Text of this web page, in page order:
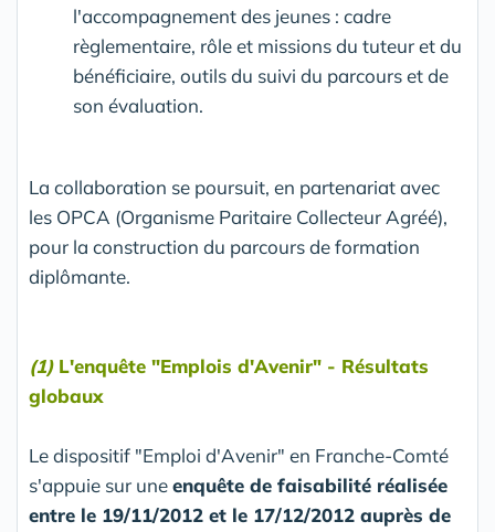
l'accompagnement des jeunes : cadre
règlementaire, rôle et missions du tuteur et du
bénéficiaire, outils du suivi du parcours et de
son évaluation.
La collaboration se poursuit, en partenariat avec
les OPCA (Organisme Paritaire Collecteur Agréé),
pour la construction du parcours de formation
diplômante.
(1)L'enquête "Emplois d'Avenir" - Résultats
globaux
Le dispositif "Emploi d'Avenir" en Franche-Comté
s'appuie sur uneenquête de faisabilité réalisée
entre le 19/11/2012 et le 17/12/2012 auprès de